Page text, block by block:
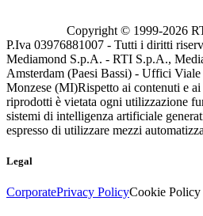
Copyright © 1999-2026
P.Iva 03976881007 - Tutti i diritti
Mediamond S.p.A. - RTI S.p.A.,
Amsterdam (Paesi Bassi) - Uffici
Monzese (MI)Rispetto ai contenuti e
riprodotti è vietata ogni utilizzazione
sistemi di intelligenza artificiale
espresso di utilizzare mezzi
Legal
CorporatePrivacy PolicyCookie Policy